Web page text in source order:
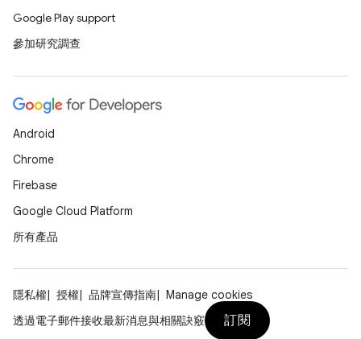
Google Play support
參加研究調查
Android
Chrome
Firebase
Google Cloud Platform
所有產品
隱私權 授權 品牌宣傳指南
Manage cookies
透過電子郵件接收最新消息與相關訣竅
訂閱